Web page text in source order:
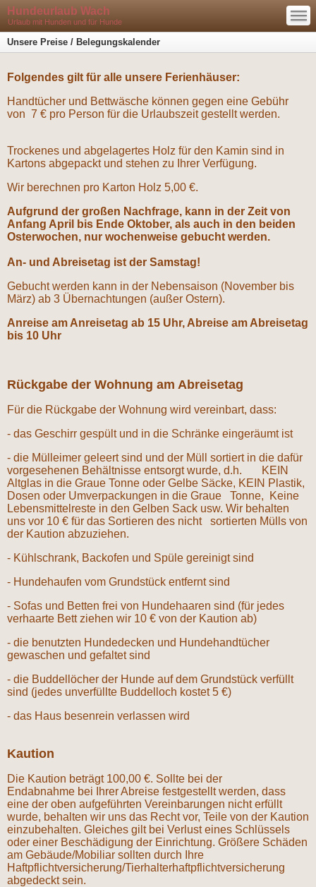
Hundeurlaub Wach
Urlaub mit Hunden und für Hunde
—
—
—
Unsere Preise / Belegungskalender
Folgendes gilt für alle unsere Ferienhäuser:
Handtücher und Bettwäsche können gegen eine Gebühr
von 7 € pro Person für die Urlaubszeit gestellt werden.
Trockenes und abgelagertes Holz für den Kamin sind in
Kartons abgepackt und stehen zu Ihrer Verfügung.
Wir berechnen pro Karton Holz 5,00 €.
Aufgrund der großen Nachfrage, kann in der Zeit von
Anfang April bis Ende Oktober, als auch in den beiden
Osterwochen, nur wochenweise gebucht werden.
An- und Abreisetag ist der Samstag!
Gebucht werden kann in der Nebensaison (November bis
März) ab 3 Übernachtungen (außer Ostern).
Anreise am Anreisetag ab 15 Uhr, Abreise am Abreisetag
bis 10 Uhr
Rückgabe der Wohnung am Abreisetag
Für die Rückgabe der Wohnung wird vereinbart, dass:
- das Geschirr gespült und in die Schränke eingeräumt ist
- die Mülleimer geleert sind und der Müll sortiert in die dafür
vorgesehenen Behältnisse entsorgt wurde, d.h. KEIN
Altglas in die Graue Tonne oder Gelbe Säcke, KEIN Plastik,
Dosen oder Umverpackungen in die Graue Tonne, Keine
Lebensmittelreste in den Gelben Sack usw. Wir behalten
uns vor 10 € für das Sortieren des nicht sortierten Mülls von
der Kaution abzuziehen.
- Kühlschrank, Backofen und Spüle gereinigt sind
- Hundehaufen vom Grundstück entfernt sind
- Sofas und Betten frei von Hundehaaren sind (für jedes
verhaarte Bett ziehen wir 10 € von der Kaution ab)
- die benutzten Hundedecken und Hundehandtücher
gewaschen und gefaltet sind
- die Buddellöcher der Hunde auf dem Grundstück verfüllt
sind (jedes unverfüllte Buddelloch kostet 5 €)
- das Haus besenrein verlassen wird
Kaution
Die Kaution beträgt 100,00 €. Sollte bei der
Endabnahme bei Ihrer Abreise festgestellt werden, dass
eine der oben aufgeführten Vereinbarungen nicht erfüllt
wurde, behalten wir uns das Recht vor, Teile von der Kaution
einzubehalten. Gleiches gilt bei Verlust eines Schlüssels
oder einer Beschädigung der Einrichtung. Größere Schäden
am Gebäude/Mobiliar sollten durch Ihre
Haftpflichtversicherung/Tierhalterhaftpflichtversicherung
abgedeckt sein.